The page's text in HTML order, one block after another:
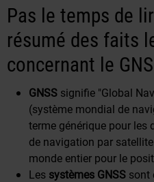
Pas le temps de
résumé des faits
concernant le
GNSS signifie "Global
(système mondial de
terme générique pour
de navigation par
monde entier pour le
Les systèmes GNSS sont